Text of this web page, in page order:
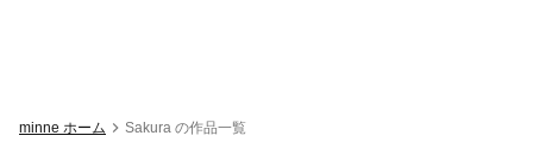
minne ホーム Sakura の作品一覧